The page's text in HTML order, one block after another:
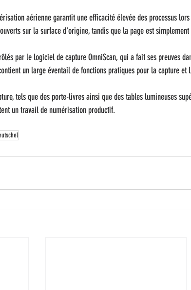
aérienne garantit une efficacité élevée des processus
sur la surface d'origine, tandis que la page est
par le logiciel de capture OmniScan, qui a fait ses preuves
un large éventail de fonctions pratiques pour la capture
tels que des porte-livres ainsi que des tables lumineuses
un travail de numérisation productif.